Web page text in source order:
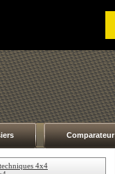
Comparateur
4x4